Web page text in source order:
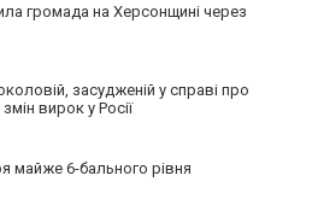
громада на Херсонщині через
засудженій у справі про
вирок у Росії
майже 6-бального рівня